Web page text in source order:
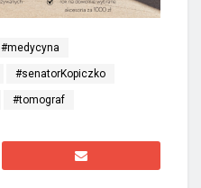
#medycyna
#senatorKopiczko
#tomograf